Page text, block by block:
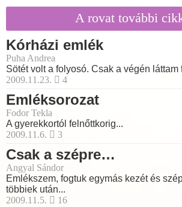
A rovat további
Kórházi emlék
Puha Andrea
Sötét volt a folyosó. Csak a végén láttam
2009.11.23.
4
Emléksorozat
Fodor Tekla
A gyerekkortól felnőttkorig...
2009.11.6.
3
Csak a szépre…
Angyal Sándor
Emlékszem, fogtuk egymás kezét és
többiek után...
2009.11.5.
16